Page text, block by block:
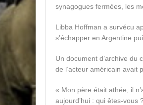
synagogues fermées, les
Libba Hoffman a survécu
s’échapper en Argentine
Un document d’archive du
de l’acteur américain avait
« Mon père était athée, il
aujourd’hui : qui êtes-vous